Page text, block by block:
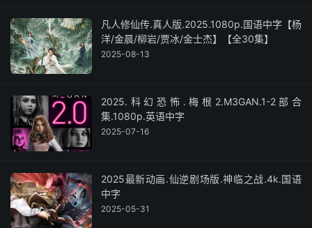
凡人修仙传.真人版.2025.1080p.国语中字【杨
洋/金晨/柳岩/贾冰/金士杰】【全30集】
2025-08-13
2025.科幻恐怖.梅根2.M3GAN.1-2部合
集.1080p.英语中字
2025-07-16
2025最新动画.仙逆剧场版.神临之战.4k.国语
中字
2025-05-31